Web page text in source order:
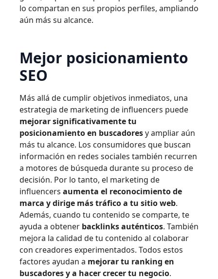
lo compartan en sus propios perfiles, ampliando
aún más su alcance.
Mejor posicionamiento
SEO
Más allá de cumplir objetivos inmediatos, una
estrategia de marketing de influencers puede
mejorar significativamente tu
posicionamiento en buscadoresy ampliar aún
más tu alcance. Los consumidores que buscan
información en redes sociales también recurren
a motores de búsqueda durante su proceso de
decisión. Por lo tanto, el marketing de
influencers aumenta el reconocimiento de
marca y dirige más tráfico a tu sitio web.
Además, cuando tu contenido se comparte, te
ayuda a obtener backlinks auténticos. También
mejora la calidad de tu contenido al colaborar
con creadores experimentados. Todos estos
factores ayudan a mejorar tu ranking en
buscadores y a hacer crecer tu negocio.